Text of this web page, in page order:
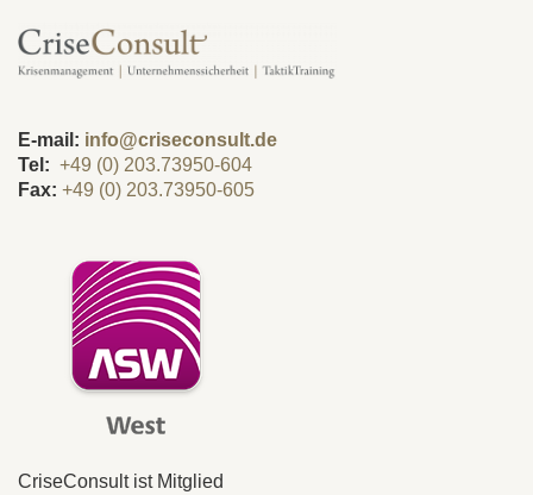
E-mail: info@criseconsult.de
Tel: +49 (0) 203.73950-604
Fax: +49 (0) 203.73950-605
CriseConsult ist Mitglied